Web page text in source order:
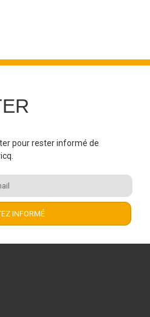
pour rester informé de